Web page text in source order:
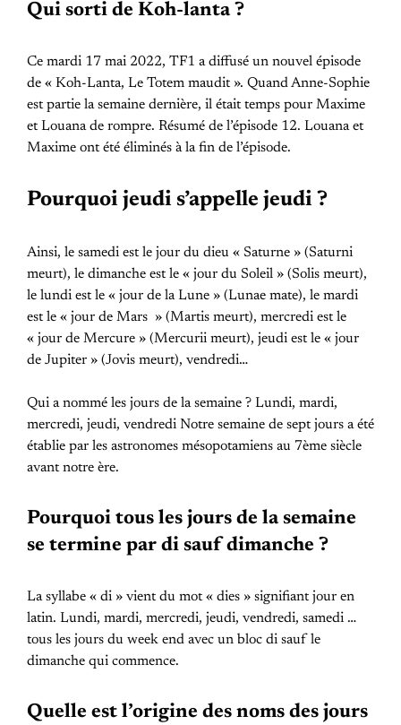
Qui sorti de Koh-lanta ?
Ce mardi 17 mai 2022, TF1 a diffusé un nouvel épisode
de « Koh-Lanta, Le Totem maudit ». Quand Anne-Sophie
est partie la semaine dernière, il était temps pour Maxime
et Louana de rompre. Résumé de l’épisode 12. Louana et
Maxime ont été éliminés à la fin de l’épisode.
Pourquoi jeudi s’appelle jeudi ?
Ainsi, le samedi est le jour du dieu « Saturne » (Saturni
meurt), le dimanche est le « jour du Soleil » (Solis meurt),
le lundi est le « jour de la Lune » (Lunae mate), le mardi
est le « jour de Mars » (Martis meurt), mercredi est le
« jour de Mercure » (Mercurii meurt), jeudi est le « jour
de Jupiter » (Jovis meurt), vendredi…
Qui a nommé les jours de la semaine ? Lundi, mardi,
mercredi, jeudi, vendredi Notre semaine de sept jours a été
établie par les astronomes mésopotamiens au 7ème siècle
avant notre ère.
Pourquoi tous les jours de la semaine
se termine par di sauf dimanche ?
La syllabe « di » vient du mot « dies » signifiant jour en
latin. Lundi, mardi, mercredi, jeudi, vendredi, samedi …
tous les jours du week end avec un bloc di sauf le
dimanche qui commence.
Quelle est l’origine des noms des jours